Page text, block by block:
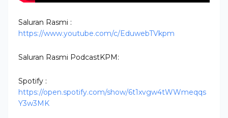
https://www.youtube.com/c/EduwebTVkpm
Saluran Rasmi PodcastKPM:
https://open.spotify.com/show/6t1xvgw4tWWmeqqs
Y3w3MK